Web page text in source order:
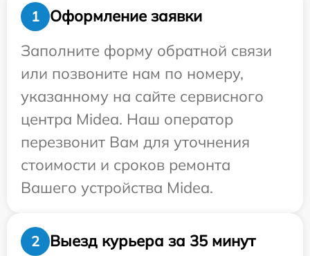
1
Оформление заявки
Заполните форму обратной связи
или позвоните нам по номеру,
указанному на сайте сервисного
центра Midea. Наш оператор
перезвонит Вам для уточнения
стоимости и сроков ремонта
Вашего устройства Midea.
2
Выезд курьера за 35 минут